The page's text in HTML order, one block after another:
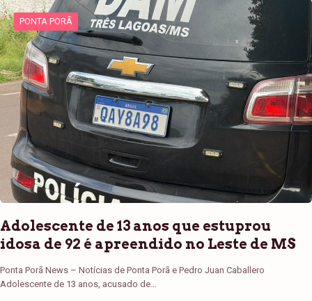
PONTA PORÃ
Adolescente de 13 anos que estuprou
idosa de 92 é apreendido no Leste de MS
Ponta Porã News – Notícias de Ponta Porã e Pedro Juan Caballero
Adolescente de 13 anos, acusado de…